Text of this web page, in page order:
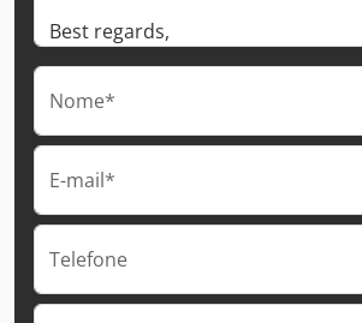
Nome*
E-mail*
Telefone